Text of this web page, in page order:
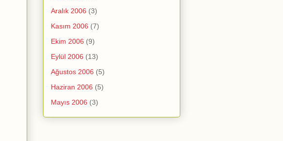
Aralık 2006 (3)
Kasım 2006 (7)
Ekim 2006 (9)
Eylül 2006 (13)
Ağustos 2006 (5)
Haziran 2006 (5)
Mayıs 2006 (3)